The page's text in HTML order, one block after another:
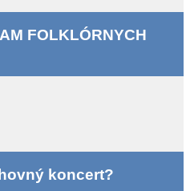
FOLKLÓRNYCH
koncert?